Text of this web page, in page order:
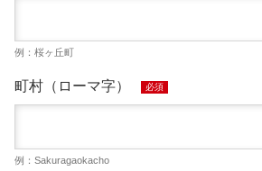
例：桜ヶ丘町
町村（ローマ字） 必須
例：Sakuragaokacho